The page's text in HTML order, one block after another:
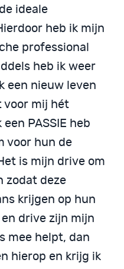
ideale
heb ik mijn
professional
heb ik weer
een nieuw leven
voor mij hét
PASSIE heb
voor hun de
is mijn drive om
zodat deze
krijgen op hun
drive zijn mijn
mee helpt, dan
hierop en krijg ik